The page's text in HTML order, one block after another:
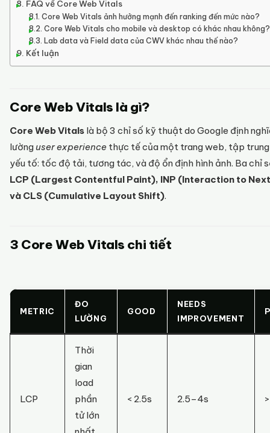
FAQ về Core Web Vitals
Core Web Vitals ảnh hưởng mạnh đến ranking đến mức nào?
Core Web Vitals cho mobile và desktop có khác nhau không?
Lab data và Field data của CWV khác nhau thế nào?
Kết luận
Core Web Vitals là gì?
Core Web Vitals là bộ 3 chỉ số kỹ thuật do Google định
lường user experience thực tế của một trang web, tập
yếu tố: tốc độ tải, tương tác, và độ ổn định hình ảnh. Ba chỉ
LCP (Largest Contentful Paint), INP (Interaction to
và CLS (Cumulative Layout Shift).
3 Core Web Vitals chi tiết
METRIC
ĐO
LƯỜNG
GOOD
NEEDS
IMPROVEMENT
LCP
Thời
gian
load
phần
tử lớn
< 2.5s 2.5–4s